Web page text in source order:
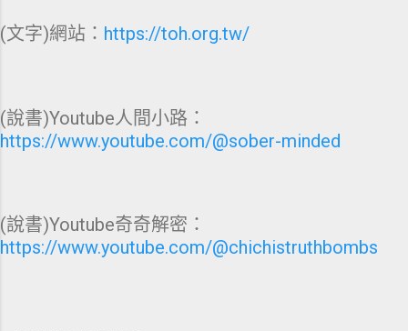
(文字)網站： https://toh.org.tw/
(說書)Youtube人間小路：
https://www.youtube.com/@sober-minded
(說書)Youtube奇奇解密：
https://www.youtube.com/@chichistruthbombs